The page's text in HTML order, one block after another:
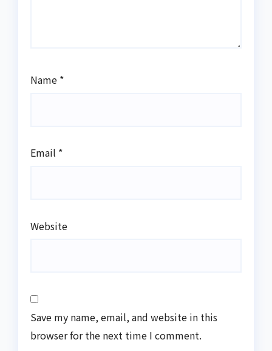
Name *
Email *
Website
Save my name, email, and website in this
browser for the next time I comment.